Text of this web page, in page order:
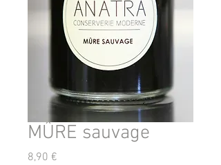
MÛRE sauvage
8,90 €